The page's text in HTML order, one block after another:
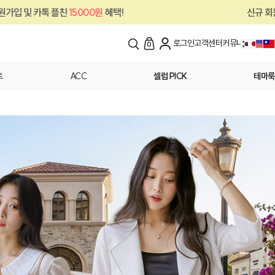
15000원
택!
0 로그인고객센터커뮤니티
ACC 셀럽 PICK 테마룩